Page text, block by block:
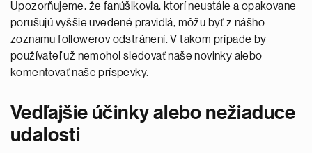
Upozorňujeme, že fanúšikovia, ktorí neustále a opakovane
porušujú vyššie uvedené pravidlá, môžu byť z nášho
zoznamu followerov odstránení. V takom prípade by
používateľ už nemohol sledovať naše novinky alebo
komentovať naše príspevky.
Vedľajšie účinky alebo nežiaduce
udalosti